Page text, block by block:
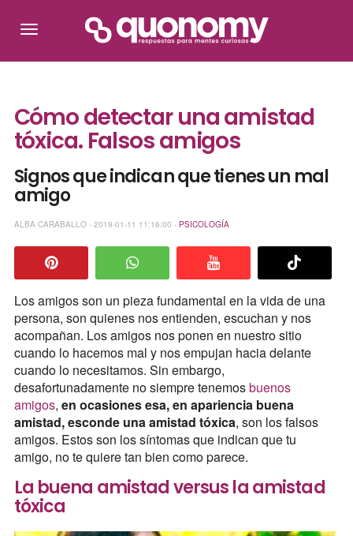
Cómo detectar una amistad
tóxica. Falsos amigos
Signos que indican que tienes un mal
amigo
ALBA CARABALLO - 2019-01-11 11:16:00 - PSICOLOGÍA
Los amigos son un pieza fundamental en la vida de una
persona, son quienes nos entienden, escuchan y nos
acompañan. Los amigos nos ponen en nuestro sitio
cuando lo hacemos mal y nos empujan hacia delante
cuando lo necesitamos. Sin embargo,
desafortunadamente no siempre tenemosbuenos
amigos, en ocasiones esa, en apariencia buena
amistad, esconde una amistad tóxica, son los falsos
amigos. Estos son los síntomas que indican que tu
amigo, no te quiere tan bien como parece.
La buena amistad versus la amistad
tóxica